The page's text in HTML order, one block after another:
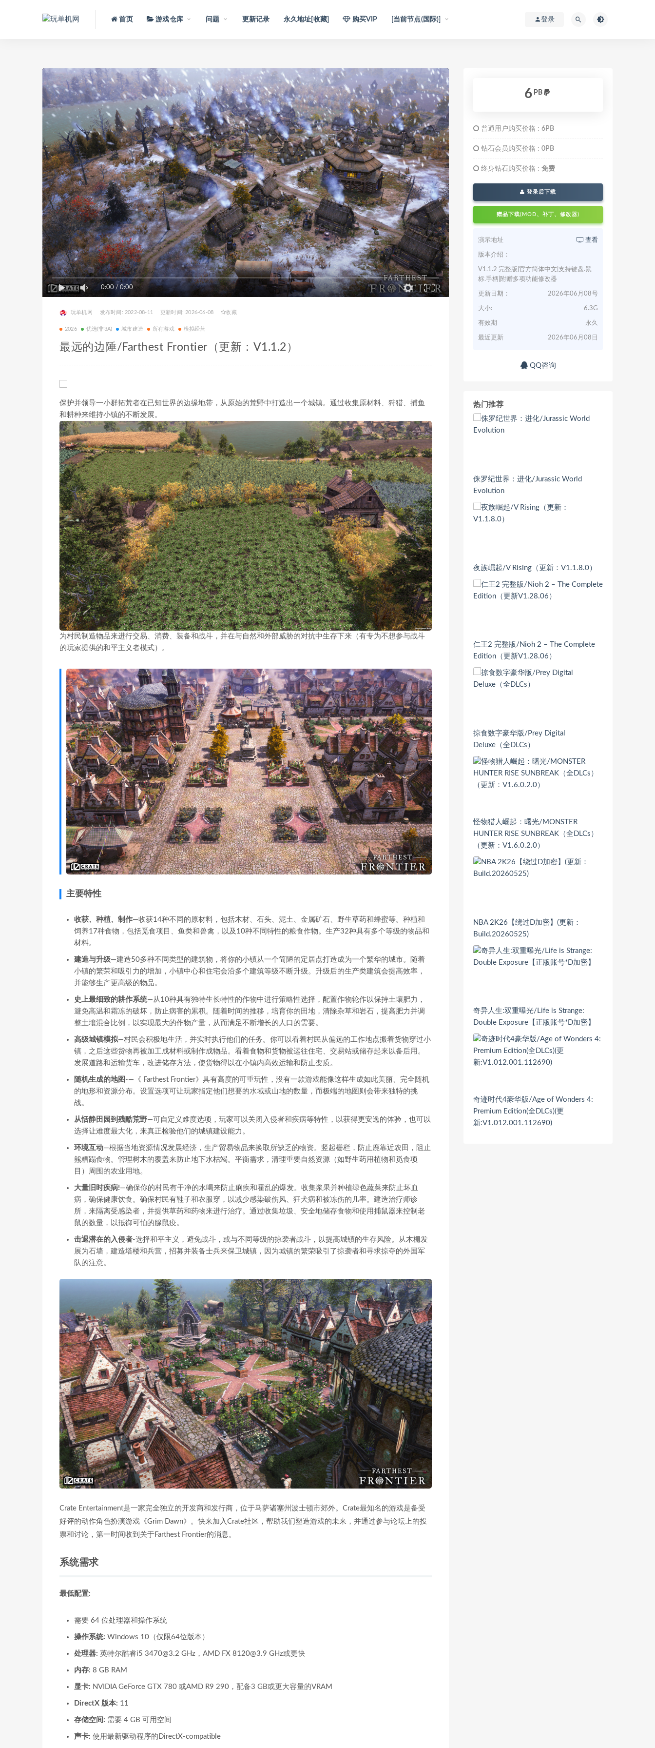
首页 游戏仓库 问题 更新记录 永久地址[收藏] 购买VIP [当前节点(国际)] 登录
0:00 / 0:00
玩单机网 发布时间: 2022-08-11 更新时间: 2026-06-08 收藏
2026 优选(非3A) 城市建造 所有游戏 模拟经营
最远的边陲/Farthest Frontier（更新：V1.1.2）
保护并领导一小群拓荒者在已知世界的边缘地带，从原始的荒野中打造出一个城镇。通过收集原材料、狩猎、捕鱼
和耕种来维持小镇的不断发展。
为村民制造物品来进行交易、消费、装备和战斗，并在与自然和外部威胁的对抗中生存下来（有专为不想参与战斗
的玩家提供的和平主义者模式）。
主要特性
收获、种植、制作—收获14种不同的原材料，包括木材、石头、泥土、金属矿石、野生草药和蜂蜜等。种植和
饲养17种食物，包括觅食项目、鱼类和兽禽，以及10种不同特性的粮食作物。生产32种具有多个等级的物品和
材料。
建造与升级—建造50多种不同类型的建筑物，将你的小镇从一个简陋的定居点打造成为一个繁华的城市。随着
小镇的繁荣和吸引力的增加，小镇中心和住宅会沿多个建筑等级不断升级。升级后的生产类建筑会提高效率，
并能够生产更高级的物品。
史上最细致的耕作系统—从10种具有独特生长特性的作物中进行策略性选择，配置作物轮作以保持土壤肥力，
避免高温和霜冻的破坏，防止病害的累积。随着时间的推移，培育你的田地，清除杂草和岩石，提高肥力并调
整土壤混合比例，以实现最大的作物产量，从而满足不断增长的人口的需要。
高级城镇模拟—村民会积极地生活，并实时执行他们的任务。你可以看着村民从偏远的工作地点搬着货物穿过小
镇，之后这些货物再被加工成材料或制作成物品。看着食物和货物被运往住宅、交易站或储存起来以备后用。
发展道路和运输货车，改进储存方法，使货物得以在小镇内高效运输和防止变质。
随机生成的地图 -—《 Farthest Frontier》具有高度的可重玩性，没有一款游戏能像这样生成如此美丽、完全随机
的地形和资源分布。设置选项可让玩家指定他们想要的水域或山地的数量，而极端的地图则会带来独特的挑
战。
从恬静田园到残酷荒野—可自定义难度选项，玩家可以关闭入侵者和疾病等特性，以获得更安逸的体验，也可以
选择让难度最大化，来真正检验他们的城镇建设能力。
环境互动—根据当地资源情况发展经济，生产贸易物品来换取所缺乏的物资。竖起栅栏，防止鹿靠近农田，阻止
熊糟蹋食物。管理树木的覆盖来防止地下水枯竭。平衡需求，清理重要自然资源（如野生药用植物和觅食项
目）周围的农业用地。
大量旧时疾病!—确保你的村民有干净的水喝来防止痢疾和霍乱的爆发。收集浆果并种植绿色蔬菜来防止坏血
病，确保健康饮食。确保村民有鞋子和衣服穿，以减少感染破伤风、狂犬病和被冻伤的几率。建造治疗师诊
所，来隔离受感染者，并提供草药和药物来进行治疗。通过收集垃圾、安全地储存食物和使用捕鼠器来控制老
鼠的数量，以抵御可怕的腺鼠疫。
击退潜在的入侵者-选择和平主义，避免战斗，或与不同等级的掠袭者战斗，以提高城镇的生存风险。从木栅发
展为石墙，建造塔楼和兵营，招募并装备士兵来保卫城镇，因为城镇的繁荣吸引了掠袭者和寻求掠夺的外国军
队的注意。
Crate Entertainment是一家完全独立的开发商和发行商，位于马萨诸塞州波士顿市郊外。Crate最知名的游戏是备受
好评的动作角色扮演游戏《Grim Dawn》。快来加入Crate社区，帮助我们塑造游戏的未来，并通过参与论坛上的投
票和讨论，第一时间收到关于Farthest Frontier的消息。
系统需求
最低配置:
需要 64 位处理器和操作系统
操作系统: Windows 10（仅限64位版本）
处理器: 英特尔酷睿i5 3470@3.2 GHz，AMD FX 8120@3.9 GHz或更快
内存: 8 GB RAM
显卡: NVIDIA GeForce GTX 780 或AMD R9 290，配备3 GB或更大容量的VRAM
DirectX 版本: 11
存储空间: 需要 4 GB 可用空间
声卡: 使用最新驱动程序的DirectX-compatible
6 PB
普通用户购买价格 : 6PB
钻石会员购买价格 : 0PB
终身钻石购买价格 : 免费
登录后下载
赠品下载(MOD、补丁、修改器)
演示地址 查看
版本介绍：
V1.1.2 完整版|官方简体中文|支持键盘.鼠
标.手柄|附赠多项功能修改器
更新日期： 2026年06月08号
大小: 6.3G
有效期 永久
最近更新 2026年06月08日
QQ咨询
热门推荐
侏罗纪世界：进化/Jurassic World
Evolution
夜族崛起/V Rising（更新：V1.1.8.0）
仁王2 完整版/Nioh 2 – The Complete
Edition（更新V1.28.06）
掠食数字豪华版/Prey Digital
Deluxe（全DLCs）
怪物猎人崛起：曙光/MONSTER
HUNTER RISE SUNBREAK（全DLCs）
（更新：V1.6.0.2.0）
NBA 2K26【绕过D加密】(更新：
Build.20260525)
奇异人生:双重曝光/Life is Strange:
Double Exposure【正版账号*D加密】
奇迹时代4豪华版/Age of Wonders 4:
Premium Edition(全DLCs)(更
新:V1.012.001.112690)